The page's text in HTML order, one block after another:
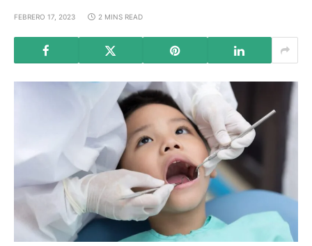
FEBRERO 17, 2023 2 MINS READ